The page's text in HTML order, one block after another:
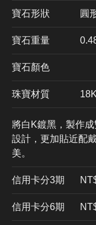
寶石形狀 圓
寶石重量
寶石顏色
珠寶材質
將白K鍍黑，製作
設計，更加貼近配
美。
信用卡分3期
信用卡分6期